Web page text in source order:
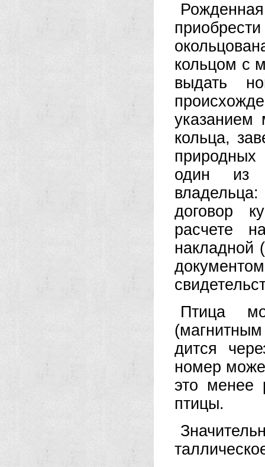
кольцом с
выдать
указанием
кольца,
один из
договор
расчете
накладной
Птица
дится
номер
это менее
птицы.